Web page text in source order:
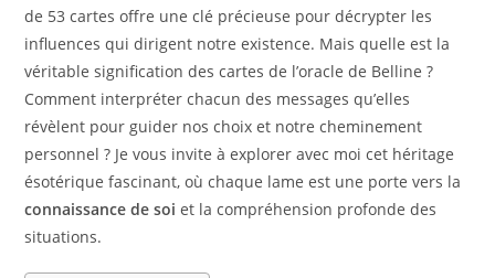
de 53 cartes offre une clé précieuse pour décrypter les
influences qui dirigent notre existence. Mais quelle est la
véritable signification des cartes de l’oracle de Belline ?
Comment interpréter chacun des messages qu’elles
révèlent pour guider nos choix et notre cheminement
personnel ? Je vous invite à explorer avec moi cet héritage
ésotérique fascinant, où chaque lame est une porte vers la
connaissance de soi et la compréhension profonde des
situations.